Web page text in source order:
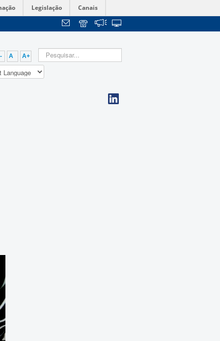
Legislação Canais
A A+